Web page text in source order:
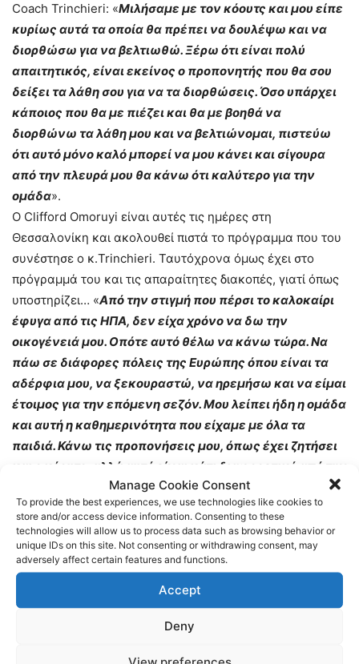
Manage Cookie Consent
To provide the best experiences, we use technologies like cookies to
store and/or access device information. Consenting to these
technologies will allow us to process data such as browsing behavior or
unique IDs on this site. Not consenting or withdrawing consent, may
adversely affect certain features and functions.
Accept
Deny
Coach Trinchieri: «Mιλήσαμε με τον κόουτς και μου είπε
κυρίως αυτά τα οποία θα πρέπει να δουλέψω και να
διορθώσω για να βελτιωθώ. Ξέρω ότι είναι πολύ
απαιτητικός, είναι εκείνος ο προπονητής που θα σου
δείξει τα λάθη σου για να τα διορθώσεις. Όσο υπάρχει
κάποιος που θα με πιέζει και θα με βοηθά να
διορθώνω τα λάθη μου και να βελτιώνομαι, πιστεύω
ότι αυτό μόνο καλό μπορεί να μου κάνει και σίγουρα
από την πλευρά μου θα κάνω ότι καλύτερο για την
ομάδα».
Ο Clifford Omoruyi είναι αυτές τις ημέρες στη
Θεσσαλονίκη και ακολουθεί πιστά το πρόγραμμα που του
συνέστησε ο κ.Trinchieri. Ταυτόχρονα όμως έχει στο
πρόγραμμά του και τις απαραίτητες διακοπές, γιατί όπως
υποστηρίζει… «Από την στιγμή που πέρσι το καλοκαίρι
έφυγα από τις ΗΠΑ, δεν είχα χρόνο να δω την
οικογένειά μου. Οπότε αυτό θέλω να κάνω τώρα. Να
πάω σε διάφορες πόλεις της Ευρώπης όπου είναι τα
αδέρφια μου, να ξεκουραστώ, να ηρεμήσω και να είμαι
έτοιμος για την επόμενη σεζόν. Μου λείπει ήδη η ομάδα
και αυτή η καθημερινότητα που είχαμε με όλα τα
παιδιά. Κάνω τις προπονήσεις μου, όπως έχει ζητήσει
και ο κόουτς, αλλά αυτό είναι κάτι διαφορετικό από την
ατμόσφαιρα που υπάρχει όταν είμαστε όλοι μαζί στην
ομάδα».
Ο Clifford Omoruyi έστειλε και το δικό του μήνυμα στους
φιλάθλους του ΠΑΟΚ: «Οι φίλαθλοί μας ξέρουν ότι
παίζω πάντα με ενέργεια. Αυτοί από την πλευρά του
μας δίνουν τη δική τους ενέργεια και τους ευχαριστώ
για αυτό. Να ξέρουν ότι πάντα θα είμαι εκεί να παίζω
με ενέργεια και όσο καλύτερα μπορώ για την ομάδα